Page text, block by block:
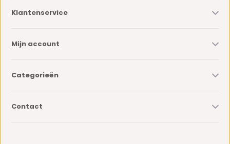
Klantenservice
Mijn account
Categorieën
Contact